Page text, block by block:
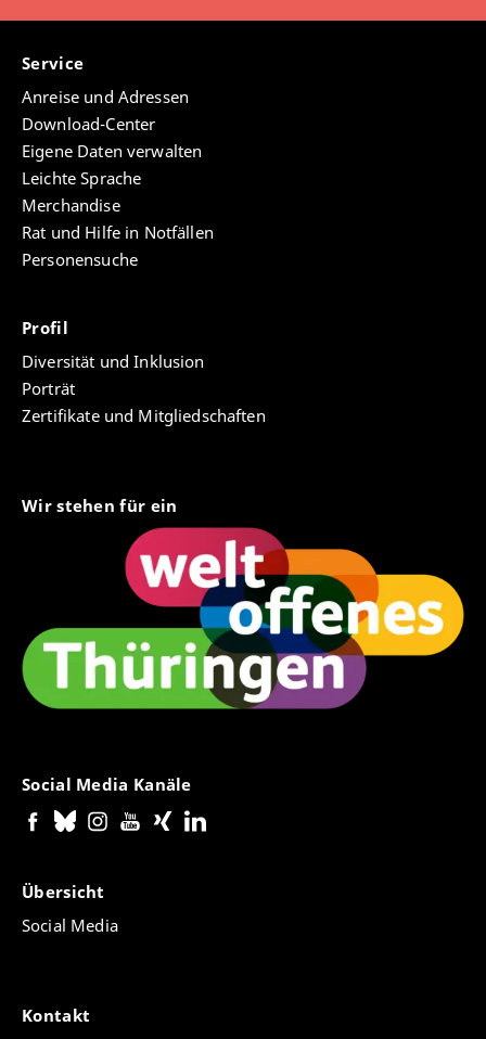
Service
Anreise und Adressen
Download-Center
Eigene Daten verwalten
Leichte Sprache
Merchandise
Rat und Hilfe in Notfällen
Personensuche
Profil
Diversität und Inklusion
Porträt
Zertifikate und Mitgliedschaften
Wir stehen für ein
Social Media Kanäle
Übersicht
Social Media
Kontakt